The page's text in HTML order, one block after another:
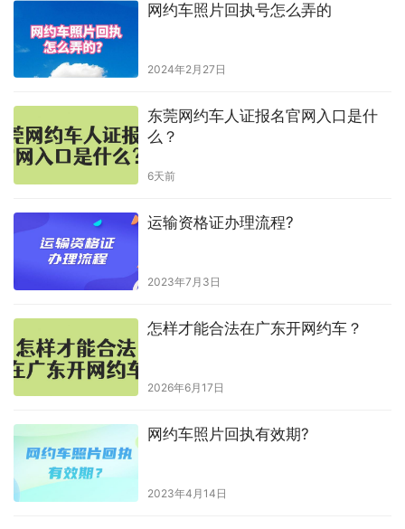
网约车照片回执号怎么弄的
2024年2月27日
东莞网约车人证报名官网入口是什
么？
6天前
运输资格证办理流程?
2023年7月3日
怎样才能合法在广东开网约车？
2026年6月17日
网约车照片回执有效期?
2023年4月14日